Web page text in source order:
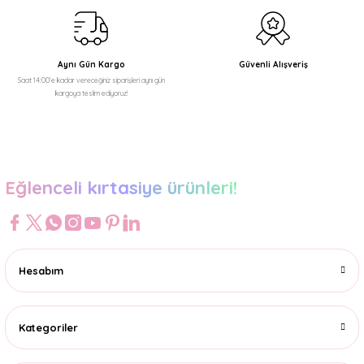
Bu ürüne benzer farklı alternatifler olmalı.
Aynı Gün Kargo
Saat 14:00'e kadar vereceğiniz siparişleri aynı gün
kargoya teslim ediyoruz!
Güvenli Alışveriş
Eğlenceli kırtasiye ürünleri!
Hesabım
Kategoriler